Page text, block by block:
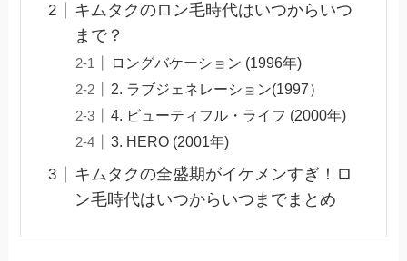
キムタクのロン毛時代はいつからいつ
まで？
ロングバケーション (1996年)
2. ラブジェネレーション(1997）
4. ビューティフル・ライフ (2000年)
3. HERO (2001年)
キムタクの全盛期がイケメンすぎ！ロ
ン毛時代はいつからいつまでまとめ